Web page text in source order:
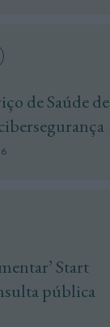
de Saúde de
Start
pública